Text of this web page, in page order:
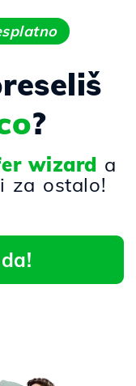
?
wizard a
za ostalo!